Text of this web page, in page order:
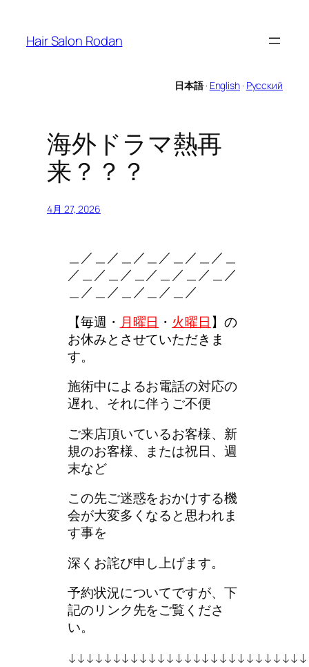
Hair Salon Rodan
日本語· English· Русский
海外ドラマ熱再
来？？？
4月 27, 2026
＿／＿／＿／＿／＿／＿／＿
／＿／＿／＿／＿／＿／＿／
＿／＿／＿／＿／＿／
【毎週・ 月曜日 ・ 火曜日】 の
お休みとさせていただきま
す。
施術中によるお電話の対応の
遅れ、それに伴うご不便
ご来店頂いているお客様、新
規のお客様、または祝日、週
末など
この先ご迷惑をおかけする機
会が大変多くなると思われま
す事を
深くお詫び申し上げます。
予約状況についてですが、下
記のリンク先をご覧くださ
い。